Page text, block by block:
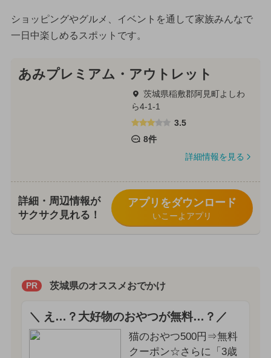
ショッピングやグルメ、イベントを通して家族みんなで
一日中楽しめるスポットです。
あみプレミアム・アウトレット
茨城県稲敷郡阿見町よしわ
ら4-1-1
3.5
8件
詳細情報を見る
詳細・周辺情報が
サクサク見れる！
アプリをダウンロード
いこーよアプリ
PR 茨城県のオススメおでかけ
＼ え…？大好物のおやつが無料…？／
猫のおやつ500円⇒無料
クーポン☆さらに「3歳